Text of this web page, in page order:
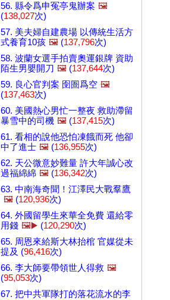
56. 縣令爲申冤亭鬼辦案 🖼️
(138,027次)
57. 美夫婦自建農場 以傳統生活方
式養育10孩 🖼️ (137,796次)
58. 波蘭女選手拍賣奧運銀牌 資助
陌生男嬰開刀 🖼️ (137,644次)
59. 良心官判案 囹圄爲空 🖼️
(137,463次)
60. 美國熱心男忙一整夜 救助滯留
暴雪中的司機 🖼️ (137,415次)
61. 看相的說他恐怕凍餓而死 他卻
中了進士 🖼️ (136,955次)
62. 天公微意妙難量 許大年誠心改
過福綿綿 🖼️ (136,342次)
63. 中南海奇聞！江澤民大戰羣鷹
🖼️ (120,936次)
64. 外國留學生來華全免費 還給零
用錢 🖼️▶️ (120,290次)
65. 周恩來給斯大林抬棺 官媒從未
提及 (96,416次)
66. 李大師要帶領世人得救 🖼️
(95,053次)
67. 把中共軍隊打的落花流水的李